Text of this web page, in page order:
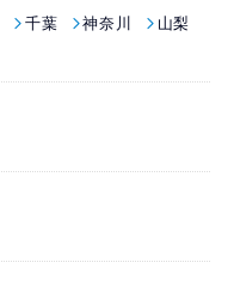
千葉 神奈川
山梨